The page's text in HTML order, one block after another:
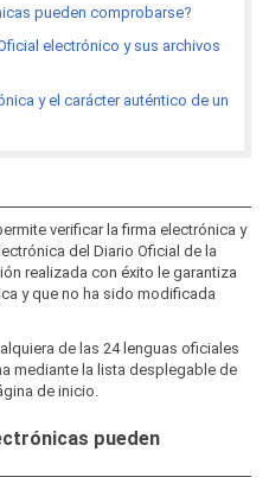
pueden comprobarse?
electrónico y sus archivos
y el carácter auténtico de un
verificar la firma electrónica y
del Diario Oficial de la
realizada con éxito le garantiza
y que no ha sido modificada
de las 24 lenguas oficiales
mediante la lista desplegable de
de inicio.
pueden